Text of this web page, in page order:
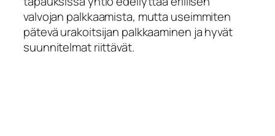
valvojan palkkaamista, mutta useimmiten
pätevä urakoitsijan palkkaaminen ja hyvät
suunnitelmat riittävät.